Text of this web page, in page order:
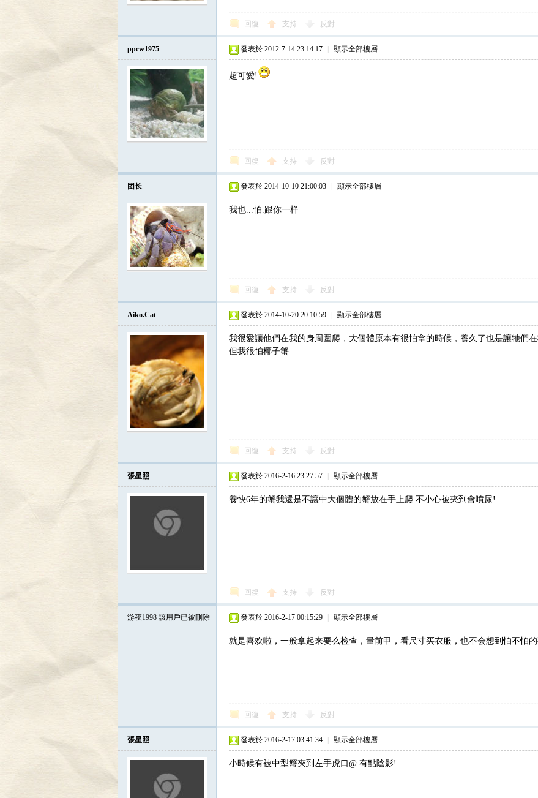
回復 支持 反對
ppcw1975 發表於 2012-7-14 23:14:17 顯示全部樓層
超可愛!
回復 支持 反對
团长 發表於 2014-10-10 21:00:03 顯示全部樓層
我也...怕.跟你一样
回復 支持 反對
Aiko.Cat 發表於 2014-10-20 20:10:59 顯示全部樓層
我很愛讓他們在我的身周圍爬，大個體原本有很怕拿的時候，養久了也是讓牠們在
但我很怕椰子蟹
回復 支持 反對
張星照 發表於 2016-2-16 23:27:57 顯示全部樓層
養快6年的蟹我還是不讓中大個體的蟹放在手上爬.不小心被夾到會噴尿!
回復 支持 反對
游夜1998 該用戶已被刪除 發表於 2016-2-17 00:15:29 顯示全部樓層
就是喜欢啦，一般拿起来要么检查，量前甲，看尺寸买衣服，也不会想到怕不怕
回復 支持 反對
張星照 發表於 2016-2-17 03:41:34 顯示全部樓層
小時候有被中型蟹夾到左手虎口@ 有點陰影!